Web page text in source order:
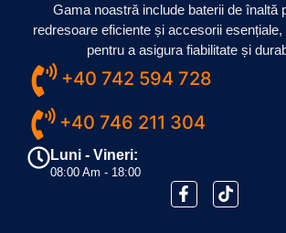
Gama noastră include baterii de înaltă
redresoare eficiente și accesorii
pentru a asigura fiabilitate și
+40 742 594 728
+40 746 211 304
Luni - Vineri:
08:00 Am - 18:00